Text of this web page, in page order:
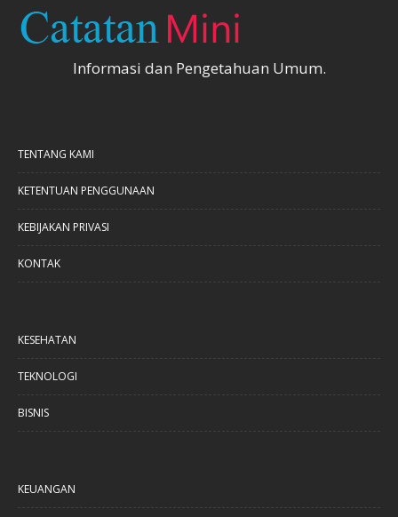
Informasi dan Pengetahuan Umum.
TENTANG KAMI
KETENTUAN PENGGUNAAN
KEBIJAKAN PRIVASI
KONTAK
KESEHATAN
TEKNOLOGI
BISNIS
KEUANGAN